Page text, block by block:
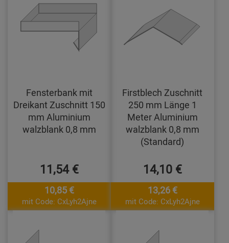
Fensterbank mit
Dreikant Zuschnitt 150
mm Aluminium
walzblank 0,8 mm
11,54 €
10,85 €
mit Code: CxLyh2Ajne
Firstblech Zuschnitt
250 mm Länge 1
Meter Aluminium
walzblank 0,8 mm
(Standard)
14,10 €
13,26 €
mit Code: CxLyh2Ajne